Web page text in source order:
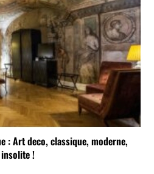
: Art deco, classique, moderne,
insolite !